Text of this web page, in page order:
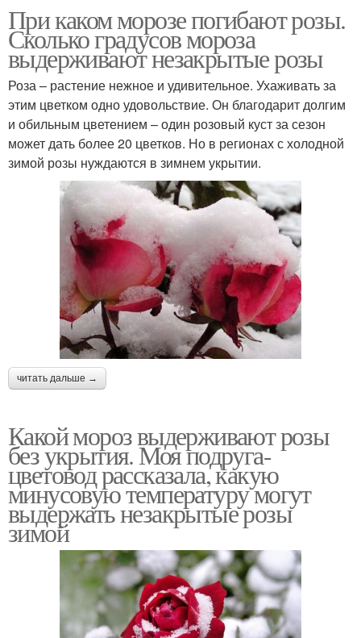
При каком морозе погибают розы.
Сколько градусов мороза
выдерживают незакрытые розы
Роза – растение нежное и удивительное. Ухаживать за
этим цветком одно удовольствие. Он благодарит долгим
и обильным цветением – один розовый куст за сезон
может дать более 20 цветков. Но в регионах с холодной
зимой розы нуждаются в зимнем укрытии.
читать дальше →
Какой мороз выдерживают розы
без укрытия. Моя подруга-
цветовод рассказала, какую
минусовую температуру могут
выдержать незакрытые розы
зимой